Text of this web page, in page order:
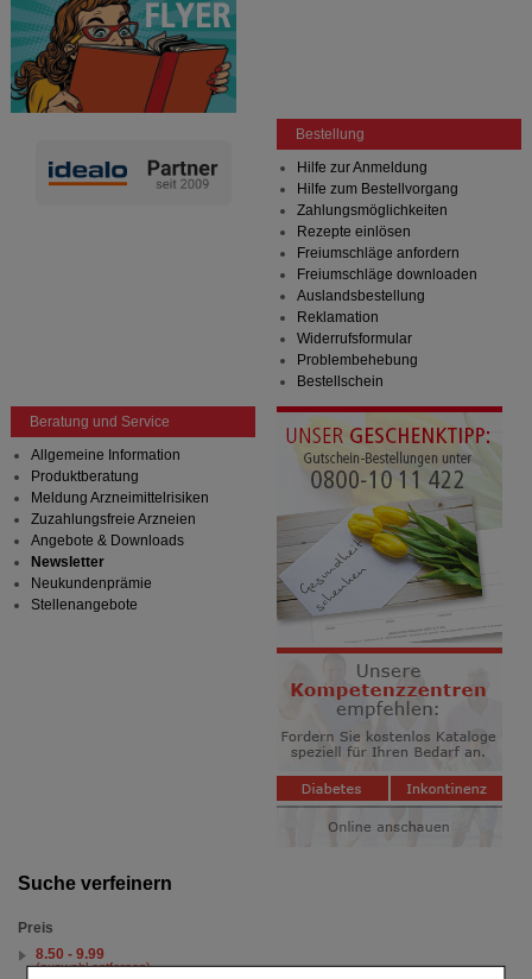
Suche verfeinern
Preis
8.50 - 9.99
(auswahl entfernen)
Bestellung
Hilfe zur Anmeldung
Hilfe zum Bestellvorgang
Zahlungsmöglichkeiten
Rezepte einlösen
Freiumschläge anfordern
Freiumschläge downloaden
Auslandsbestellung
Reklamation
Widerrufsformular
Problembehebung
Bestellschein
Beratung und Service
Allgemeine Information
Produktberatung
Meldung Arzneimittelrisiken
Zuzahlungsfreie Arzneien
Angebote & Downloads
Newsletter
Neukundenprämie
Stellenangebote